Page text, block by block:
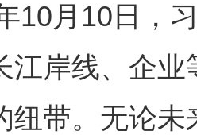
月10日，习
江岸线、企
纽带。无论